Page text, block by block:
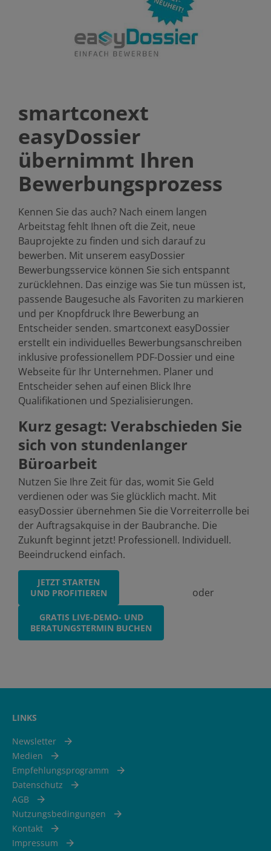
smartconext
easyDossier
übernimmt Ihren
Bewerbungsprozess
Kennen Sie das auch? Nach einem langen
Arbeitstag fehlt Ihnen oft die Zeit, neue
Bauprojekte zu finden und sich darauf zu
bewerben. Mit unserem easyDossier
Bewerbungsservice können Sie sich entspannt
zurücklehnen. Das einzige was Sie tun müssen ist,
passende Baugesuche als Favoriten zu markieren
und per Knopfdruck Ihre Bewerbung an
Entscheider senden. smartconext easyDossier
erstellt ein individuelles Bewerbungsanschreiben
inklusive professionellem PDF-Dossier und eine
Webseite für Ihr Unternehmen. Planer und
Entscheider sehen auf einen Blick Ihre
Qualifikationen und Spezialisierungen.
Kurz gesagt: Verabschieden Sie
sich von stundenlanger
Büroarbeit
Nutzen Sie Ihre Zeit für das, womit Sie Geld
verdienen oder was Sie glücklich macht. Mit
easyDossier übernehmen Sie die Vorreiterrolle bei
der Auftragsakquise in der Baubranche. Die
Zukunft beginnt jetzt! Professionell. Individuell.
Beeindruckend einfach.
JETZT STARTEN
UND PROFITIEREN
oder
GRATIS LIVE-DEMO- UND
BERATUNGSTERMIN BUCHEN
LINKS
Newsletter
Medien
Empfehlungsprogramm
Datenschutz
AGB
Nutzungsbedingungen
Kontakt
Impressum